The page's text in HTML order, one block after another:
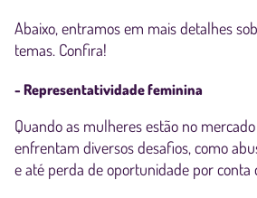
Abaixo, entramos em mais detalhes
temas. Confira!
- Representatividade feminina
Quando as mulheres estão no
enfrentam diversos desafios, como
e até perda de oportunidade por conta